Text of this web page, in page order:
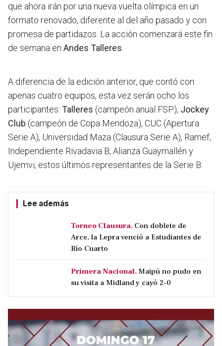
que ahora irán por una nueva vuelta olímpica en un
formato renovado, diferente al del año pasado y con
promesa de partidazos. La acción comenzará este fin
de semana en Andes Talleres
A diferencia de la edición anterior, que contó con
apenas cuatro equipos, esta vez serán ocho los
participantes: Talleres (campeón anual FSP), Jockey
Club (campeón de Copa Mendoza), CUC (Apertura
Serie A), Universidad Maza (Clausura Serie A), Ramef,
Independiente Rivadavia B, Alianza Guaymallén y
Ujemvi, estos últimos representantes de la Serie B.
Lee además
Torneo Clausura. Con doblete de
Arce, la Lepra venció a Estudiantes de
Río Cuarto
Primera Nacional. Maipú no pudo en
su visita a Midland y cayó 2-0